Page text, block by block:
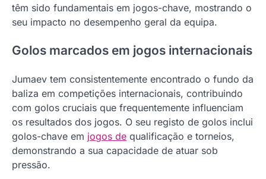
têm sido fundamentais em jogos-chave, mostrando o
seu impacto no desempenho geral da equipa.
Golos marcados em jogos internacionais
Jumaev tem consistentemente encontrado o fundo da
baliza em competições internacionais, contribuindo
com golos cruciais que frequentemente influenciam
os resultados dos jogos. O seu registo de golos inclui
golos-chave em jogos de qualificação e torneios,
demonstrando a sua capacidade de atuar sob
pressão.